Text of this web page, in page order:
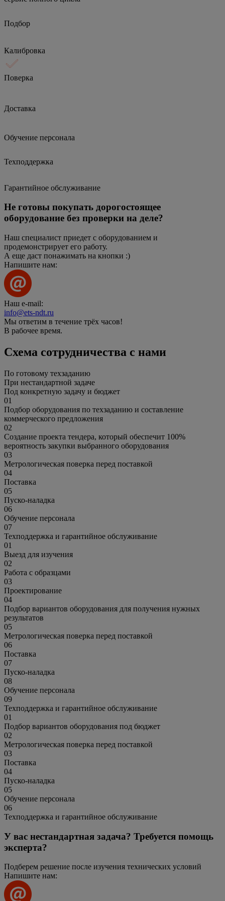
Подбор
Калибровка
Поверка
Доставка
Обучение персонала
Техподдержка
Гарантийное обслуживание
Не готовы покупать дорогостоящее
оборудование без проверки на деле?
Наш специалист приедет с оборудованием и
продемонстрирует его работу.
А еще даст понажимать на кнопки :)
Напишите нам:
Наш e-mail:
info@ets-ndt.ru
Мы ответим в течение трёх часов!
В рабочее время.
Схема сотрудничества с нами
По готовому техзаданию
При нестандартной задаче
Под конкретную задачу и бюджет
01
Подбор оборудования по техзаданию и составление
коммерческого предложения
02
Создание проекта тендера, который обеспечит 100%
вероятность закупки выбранного оборудования
03
Метрологическая поверка перед поставкой
04
Поставка
05
Пуско-наладка
06
Обучение персонала
07
Техподдержка и гарантийное обслуживание
01
Выезд для изучения
02
Работа с образцами
03
Проектирование
04
Подбор вариантов оборудования для получения нужных
результатов
05
Метрологическая поверка перед поставкой
06
Поставка
07
Пуско-наладка
08
Обучение персонала
09
Техподдержка и гарантийное обслуживание
01
Подбор вариантов оборудования под бюджет
02
Метрологическая поверка перед поставкой
03
Поставка
04
Пуско-наладка
05
Обучение персонала
06
Техподдержка и гарантийное обслуживание
У вас нестандартная задача? Требуется помощь
эксперта?
Подберем решение после изучения технических условий
Напишите нам: